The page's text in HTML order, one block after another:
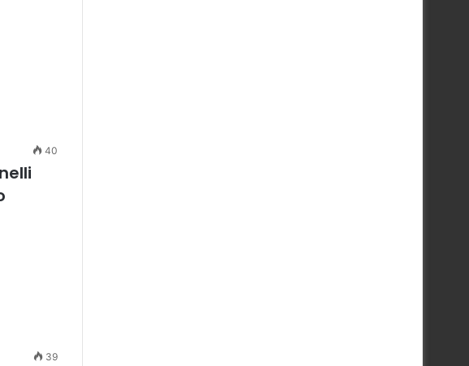
40
39